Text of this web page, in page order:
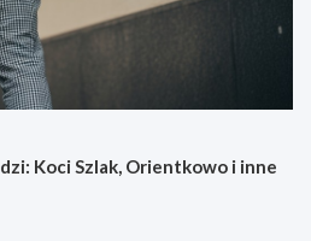
Koci Szlak, Orientkowo i inne